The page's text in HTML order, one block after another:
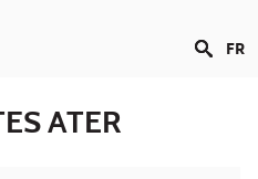
FR
ATER